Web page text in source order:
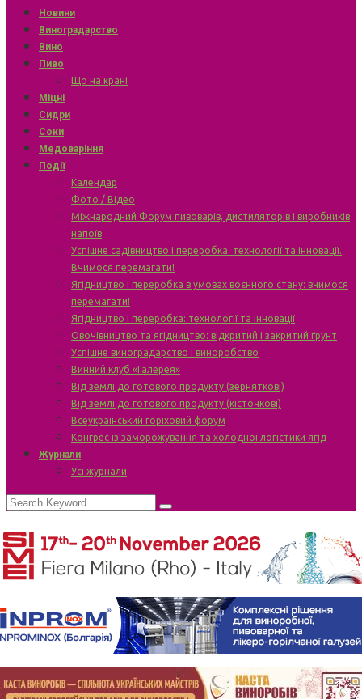
Новини
Виноградарство
Вино
Пиво
Що на крані
Міцні
Сидри
Соки
Медоваріння
Події
Календар
Фото / Відео
Міжнародний Форум пивоварів, дистиляторів і виробників
напоїв
Успішне садівництво і переробка: технології та інновації.
Вчимося перемагати!
Ягідництво і переробка в умовах воєнного стану: вчимося
перемагати!
Ягідництво і переробка: технології та інновації
Овочівництво та ягідництво: відкритий і закритий ґрунт
Успішне виноградарство і виноробство
Винний клуб «Галерея»
Від землі до готового продукту (зерняткові)
Від землі до готового продукту (кісточкові)
Всеукраїнський горіховий форум
Конгрес із заморожування та холодної логістики ягід
Журнали
Усі журнали